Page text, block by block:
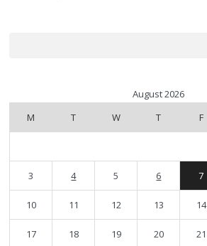
August 2026
M
T W T F
3 4 5 6 7
10 11 12 13 14
17 18 19 20 21